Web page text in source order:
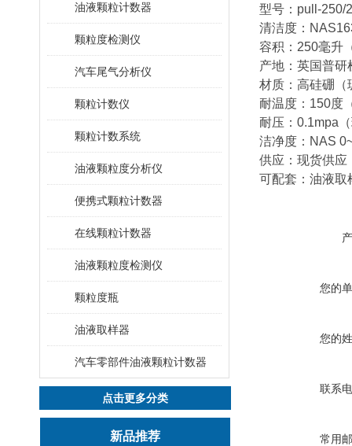
油液颗粒计数器
颗粒度检测仪
汽车尾气分析仪
颗粒计数仪
颗粒计数系统
油液颗粒度分析仪
便携式颗粒计数器
在线颗粒计数器
油液颗粒度检测仪
颗粒度瓶
油液取样器
汽车零部件油液颗粒计数器
点击更多分类
新品推荐
型号：pull-250/
清洁度：
容积：250毫升
产地：英国普研
材质：高硅硼（
耐温度：150度
耐压：0.1mpa
洁净度：NAS
供应：现货供应
可配套：油液取
您的
您的
联系
常用